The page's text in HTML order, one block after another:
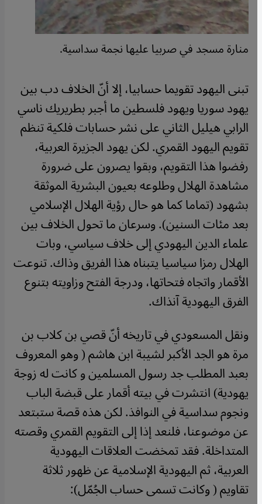
منارة مسجد في صربيا عليها نجمة سداسية.
تبنى اليهود تقويما حسابيا، إلا أنّ الخلاف دب بين
يهود سوريا ويهود فلسطين ما أجبر بطريريك ناسي
الرابي هيليل الثاني على نشر حسابات فلكية تنظم
تقويم اليهود القمري. لكن يهود الجزيرة العربية،
رفضوا هذا التقويم، وبقوا يصرون على ضرورة
مشاهدة الهلال وطلوعه بعيون البشرية الموثقة
بشهود (تماما كما هو حال رؤية الهلال الإسلامي
بعد مئات السنين). وسرعان ما تحول الخلاف بين
علماء الدين اليهودي إلى خلاف سياسي، وبات
الهلال رمزا سياسيا يتبناه هذا الفريق وذاك. تنوعت
الأقمار واتجاه فتحاتها، ودرجة الفتح وزاويته بتنوع
الفرق اليهودية آنذاك.
ونقل المسعودي في تاريخه أنّ قصي بن كلاب بن
مرة هو الجد الأكبر لشيبة ابن هاشم ( وهو المعروف
بعبد المطلب جد رسول المسلمين و كانت له زوجة
يهودية) انتشرت في بيته أقمار على قبضة الباب
ونجوم سداسية في النوافذ. لكن هذه قصة ستبتعد
عن موضوعنا، فلنعد إذا إلى التقويم القمري وقصته
المتداخلة. فقد تمخضت العلاقات اليهودية
العربية، ثم اليهودية الإسلامية عن ظهور ثلاثة
تقاويم ( وكانت تسمى حساب الجُمّل):